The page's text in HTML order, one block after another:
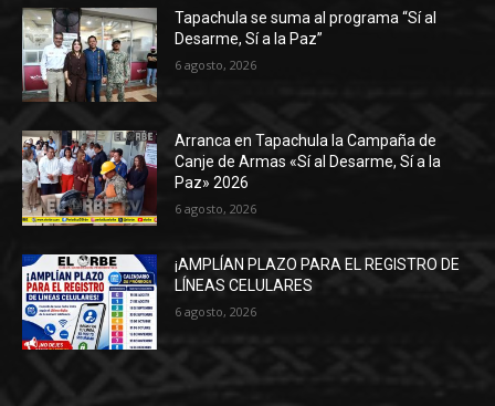
Tapachula se suma al programa “Sí al
Desarme, Sí a la Paz”
6 agosto, 2026
Arranca en Tapachula la Campaña de
Canje de Armas «Sí al Desarme, Sí a la
Paz» 2026
6 agosto, 2026
¡AMPLÍAN PLAZO PARA EL REGISTRO DE
LÍNEAS CELULARES
6 agosto, 2026